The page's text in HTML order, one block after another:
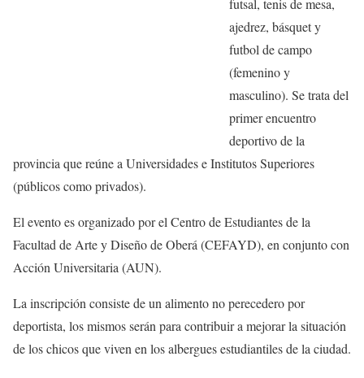
futsal, tenis de mesa,
ajedrez, básquet y
futbol de campo
(femenino y
masculino). Se trata del
primer encuentro
deportivo de la
provincia que reúne a Universidades e Institutos Superiores
(públicos como privados).
El evento es organizado por el Centro de Estudiantes de la
Facultad de Arte y Diseño de Oberá (CEFAYD), en conjunto con
Acción Universitaria (AUN).
La inscripción consiste de un alimento no perecedero por
deportista, los mismos serán para contribuir a mejorar la situación
de los chicos que viven en los albergues estudiantiles de la ciudad.